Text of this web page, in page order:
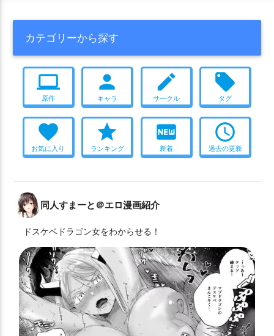
カテゴリーから探す
computer
原作
person
キャラ
create
サークル
local_offer
タグ
favorite
お気に入り
star
ランキング
fiber_new
新着
access_time
過去の更新
同人すまーと＠エロ漫画紹介
ドスケベドラゴン女をわからせる！